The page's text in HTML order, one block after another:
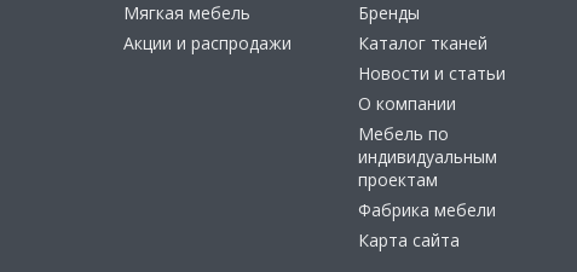
Мягкая мебель
Акции и распродажи
Бренды
Каталог тканей
Новости и статьи
О компании
Мебель по
индивидуальным
проектам
Фабрика мебели
Карта сайта